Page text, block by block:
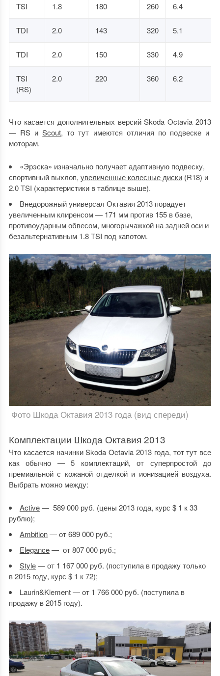
TSI 1.8 180 260 6.4
TDI 2.0 143 320 5.1
TDI 2.0 150 330 4.9
TSI
(RS)
2.0 220 360 6.2
Что касается дополнительных версийSkoda Octavia 2013
— RS иScout, то тут имеются отличия по подвеске и
моторам.
«Эрэска» изначально получает адаптивную подвеску,
спортивный выхлоп, увеличенные колесные диски(R18) и
2.0 TSI (характеристики в таблице выше).
Внедорожныйуниверсал Октавия 2013порадует
увеличенным клиренсом — 171 мм против 155 в базе,
противоударным обвесом, многорычажкой на задней оси и
безальтернативным 1.8 TSI под капотом.
Фото Шкода Октавия 2013 года (вид спереди)
Комплектации Шкода Октавия 2013
Что касается начинкиSkoda Octavia 2013 года, тот тут все
как обычно — 5 комплектаций, от суперпростой до
премиальной с кожаной отделкой и ионизацией воздуха.
Выбрать можно между:
Active— 589 000 руб. (цены 2013 года, курс $ 1 к 33
рублю);
Ambition— от 689 000 руб.;
Elegance— от 807 000 руб.;
Style— от 1 167 000 руб. (поступила в продажу только
в 2015 году, курс $ 1 к 72);
Laurin&Klement — от 1 766 000 руб. (поступила в
продажу в 2015 году).